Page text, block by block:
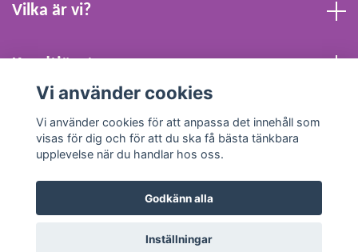
Vilka är vi?
Kundtjänst
Köpvillkor och Kontakt
© 2026 Webbpresenten Sverige AB
Vi använder cookies
Vi använder cookies för att anpassa det innehåll som
visas för dig och för att du ska få bästa tänkbara
upplevelse när du handlar hos oss.
Godkänn alla
Inställningar